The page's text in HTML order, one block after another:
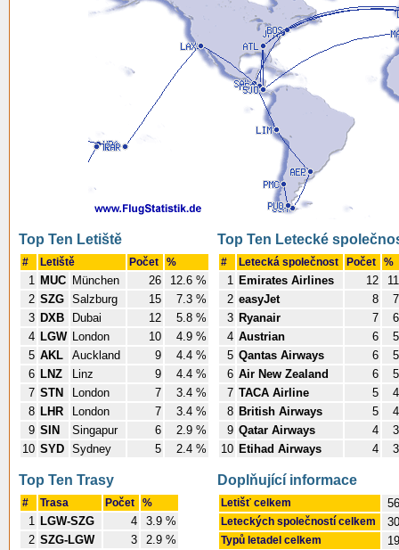
Top Ten Letiště
# Letiště Počet %
1 MUC München 26
12.6 %
2 SZG Salzburg 15
7.3 %
3 DXB Dubai 12
5.8 %
4 LGW London 10
4.9 %
5 AKL Auckland 9
4.4 %
6 LNZ Linz 9
4.4 %
7 STN London 7
3.4 %
8 LHR London 7
3.4 %
9 SIN Singapur 6
2.9 %
10 SYD Sydney 5 2.4 %
Top Ten Letecké
# Letecká společnost Počet %
1 Emirates Airlines 12
2 easyJet 8
3 Ryanair 7
4 Austrian 6
5 Qantas Airways 6
6 Air New Zealand 6
7 TACA Airline 5
8 British Airways 5
9 Qatar Airways 4
10 Etihad Airways 4
Top Ten Trasy
# Trasa Počet %
1 LGW-SZG 4
3.9 %
2 SZG-LGW 3
2.9 %
Doplňující informace
Letišť celkem 56
Leteckých společností celkem 30
Typů letadel celkem 19